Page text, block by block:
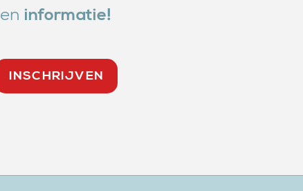
en informatie!